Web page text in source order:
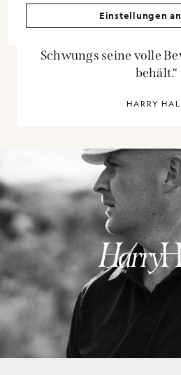
passt einfach perfekt.
Schwungs seine volle
behält.“
HARRY
Einstellungen